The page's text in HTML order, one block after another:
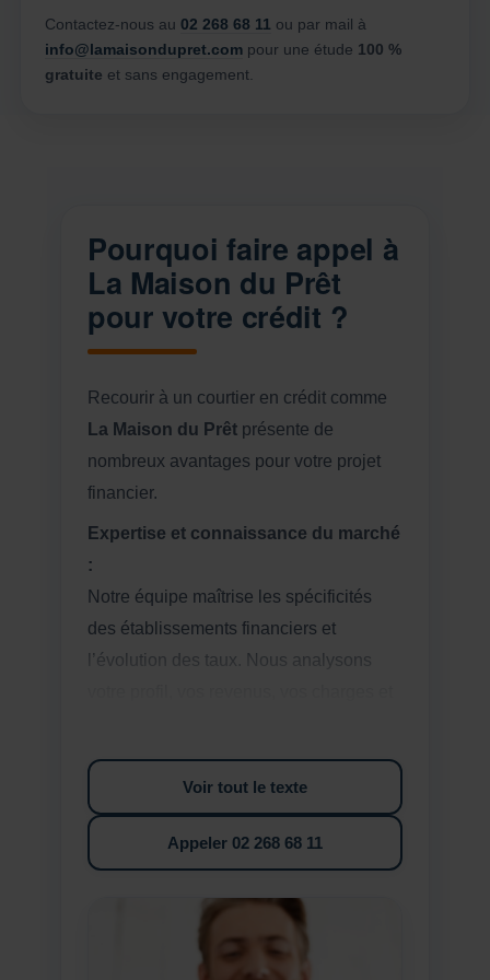
Contactez-nous au 02 268 68 11 ou par mail à
info@lamaisondupret.com pour une étude 100 %
gratuite et sans engagement.
Pourquoi faire appel à
La Maison du Prêt
pour votre crédit ?
Recourir à un courtier en crédit comme
La Maison du Prêtprésente de
nombreux avantages pour votre projet
financier.
Expertise et connaissance du marché
:
Notre équipe maîtrise les spécificités
des établissements financiers et
l’évolution des taux. Nous analysons
solutions les plus cohérentes.
Gain de temps et démarches
simplifiées :
Nous vous accompagnons dans les
analyse, comparaison, constitution du
dossier et suivi. Vous avancez avec un
Voir tout le texte
Appeler 02 268 68 11